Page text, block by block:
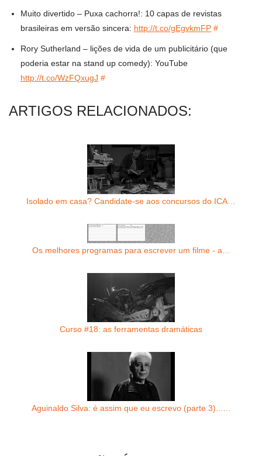
Muito divertido – Puxa cachorra!: 10 capas de revistas
brasileiras em versão sincera: http://t.co/gEgvkmFP #
Rory Sutherland – lições de vida de um publicitário (que
poderia estar na stand up comedy): YouTube
http://t.co/WzFQxugJ #
ARTIGOS RELACIONADOS:
Isolado em casa? Candidate-se aos concursos do ICA…
Os melhores programas para escrever um filme - a…
Curso #18: as ferramentas dramáticas
Aguinaldo Silva: é assim que eu escrevo (parte 3)...…